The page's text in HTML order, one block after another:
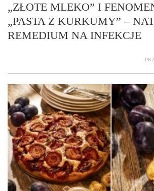
„ZŁOTE MLEKO” I
„PASTA Z KURKUMY” –
REMEDIUM NA INFEKCJE